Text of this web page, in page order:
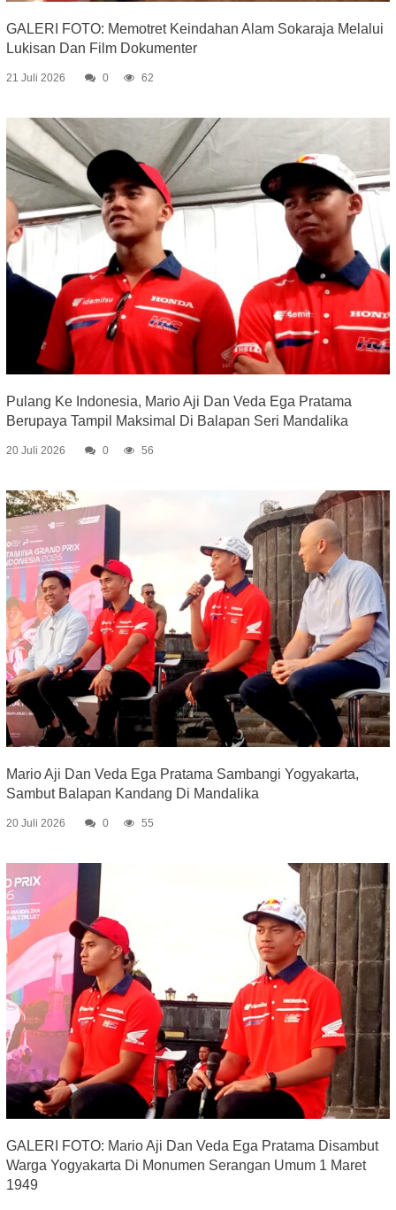
GALERI FOTO: Memotret Keindahan Alam Sokaraja Melalui
Lukisan Dan Film Dokumenter
21 Juli 2026 0 62
Pulang Ke Indonesia, Mario Aji Dan Veda Ega Pratama
Berupaya Tampil Maksimal Di Balapan Seri Mandalika
20 Juli 2026 0 56
Mario Aji Dan Veda Ega Pratama Sambangi Yogyakarta,
Sambut Balapan Kandang Di Mandalika
20 Juli 2026 0 55
GALERI FOTO: Mario Aji Dan Veda Ega Pratama Disambut
Warga Yogyakarta Di Monumen Serangan Umum 1 Maret
1949